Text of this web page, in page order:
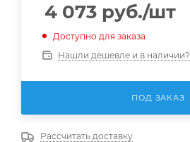
4 073 руб./шт
Доступно для заказа
Нашли дешевле и в наличии?
ПОД ЗАКАЗ
Рассчитать доставку